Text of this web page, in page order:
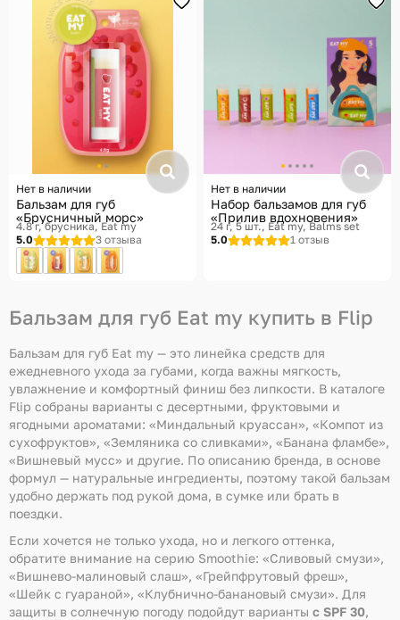
Нет в наличии
Бальзам для губ
«Брусничный морс»
4.8 г, брусника Eat my
5.0
3 отзыва
Нет в наличии
Набор бальзамов для губ
«Прилив вдохновения»
24 г, 5 шт. Eat my, Balms set
5.0
1 отзыв
Бальзам для губ Eat my купить в Flip
Бальзам для губ Eat my — это линейка средств для
ежедневного ухода за губами, когда важны мягкость,
увлажнение и комфортный финиш без липкости. В каталоге
Flip собраны варианты с десертными, фруктовыми и
ягодными ароматами: «Миндальный круассан», «Компот из
сухофруктов», «Земляника со сливками», «Банана фламбе»,
«Вишневый мусс» и другие. По описанию бренда, в основе
формул — натуральные ингредиенты, поэтому такой бальзам
удобно держать под рукой дома, в сумке или брать в
поездки.
Если хочется не только ухода, но и легкого оттенка,
обратите внимание на серию Smoothie: «Сливовый смузи»,
«Вишнево-малиновый слаш», «Грейпфрутовый фреш»,
«Шейк с гуараной», «Клубнично-банановый смузи». Для
защиты в солнечную погоду подойдут варианты с SPF 30,